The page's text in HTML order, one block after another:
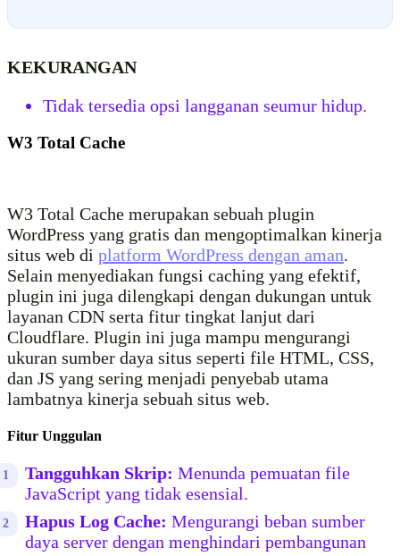
KEKURANGAN
Tidak tersedia opsi langganan seumur hidup.
W3 Total Cache
W3 Total Cache merupakan sebuah plugin
WordPress yang gratis dan mengoptimalkan kinerja
situs web di platform WordPress dengan aman.
Selain menyediakan fungsi caching yang efektif,
plugin ini juga dilengkapi dengan dukungan untuk
layanan CDN serta fitur tingkat lanjut dari
Cloudflare. Plugin ini juga mampu mengurangi
ukuran sumber daya situs seperti file HTML, CSS,
dan JS yang sering menjadi penyebab utama
lambatnya kinerja sebuah situs web.
Fitur Unggulan
Tangguhkan Skrip: Menunda pemuatan file
JavaScript yang tidak esensial.
Hapus Log Cache: Mengurangi beban sumber
daya server dengan menghindari pembangunan